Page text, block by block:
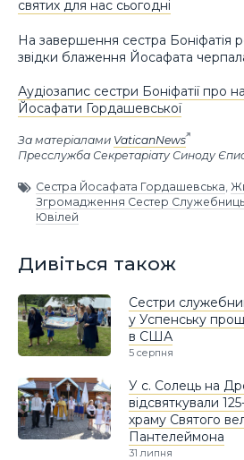
святих для нас сьогодні
На завершення сестра Боніфатія
звідки блаження Йосафата
Аудіозапис сестри Боніфатії про
Йосафати Гордашевської
За матеріалами VaticanNews
Пресслужба Секретаріату Синоду
Сестра Йосафата Гордашевська
Згромадження Сестер Служебниць
Ювілей
Дивіться також
Сестри
у Успенську
в США
5 серпня
У с. Солець на
відсвяткували
храму Святого
Пантелеймона
31 липня